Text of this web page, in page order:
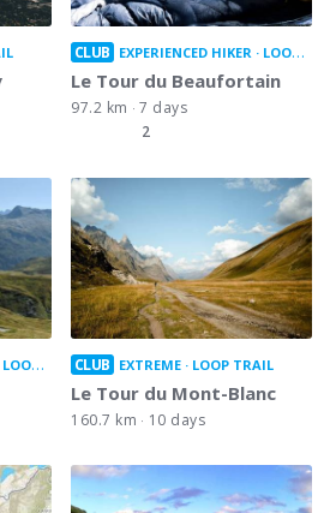
CLUB EXPERIENCED HIKER LOOP TRAIL
Le Tour du Beaufortain
97.2 km
7 days
2
LOOP TRAIL CLUB EXTREME LOOP TRAIL
Le Tour du Mont-Blanc
160.7 km 10 days